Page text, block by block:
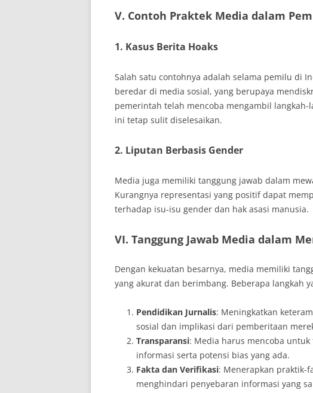
V. Contoh Praktek Media dalam
1. Kasus Berita Hoaks
Salah satu contohnya adalah selama pemilu di
beredar di media sosial, yang berupaya
pemerintah telah mencoba mengambil
ini tetap sulit diselesaikan.
2. Liputan Berbasis Gender
Media juga memiliki tanggung jawab dalam
Kurangnya representasi yang positif dapat
terhadap isu-isu gender dan hak asasi manusia.
VI. Tanggung Jawab Media dalam
Dengan kekuatan besarnya, media memiliki
yang akurat dan berimbang. Beberapa langkah
Pendidikan Jurnalis: Meningkatkan
sosial dan implikasi dari pemberitaan
Transparansi: Media harus mencoba
informasi serta potensi bias yang ada.
Fakta dan Verifikasi: Menerapkan praktik-
menghindari penyebaran informasi yang